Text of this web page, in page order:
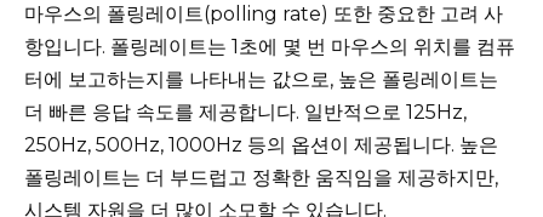
마우스의 폴링레이트(polling rate) 또한 중요한 고려 사
항입니다. 폴링레이트는 1초에 몇 번 마우스의 위치를 컴퓨
터에 보고하는지를 나타내는 값으로, 높은 폴링레이트는
더 빠른 응답 속도를 제공합니다. 일반적으로 125Hz,
250Hz, 500Hz, 1000Hz 등의 옵션이 제공됩니다. 높은
폴링레이트는 더 부드럽고 정확한 움직임을 제공하지만,
시스템 자원을 더 많이 소모할 수 있습니다.